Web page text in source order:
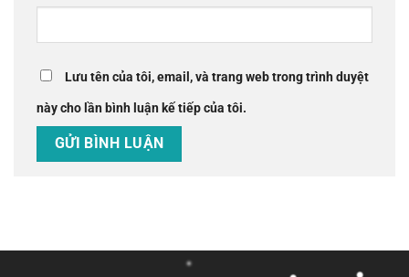
Lưu tên của tôi, email, và trang web trong trình duyệt
này cho lần bình luận kế tiếp của tôi.